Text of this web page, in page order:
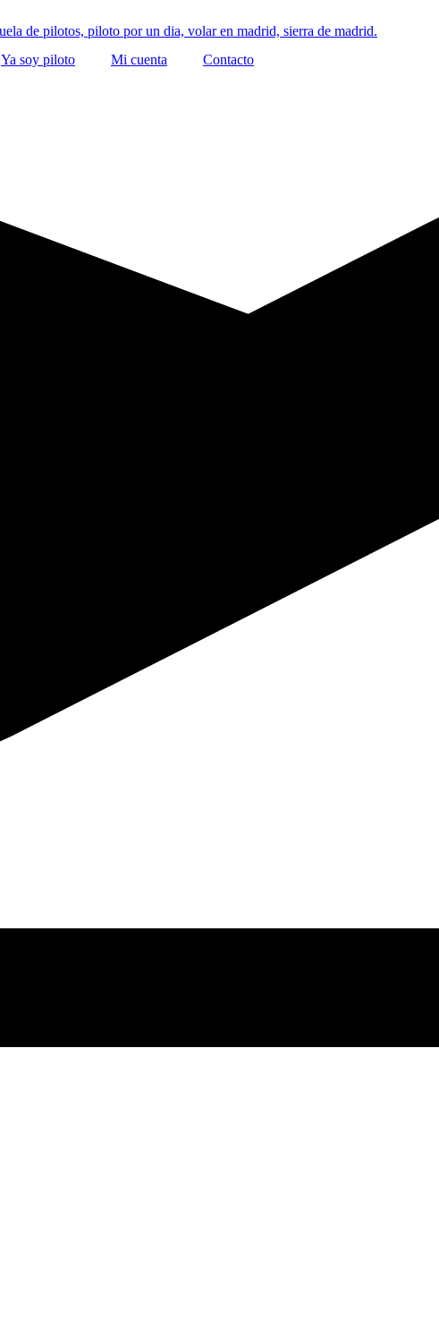
Ya soy piloto Mi cuenta
Contacto